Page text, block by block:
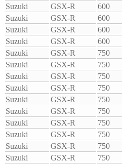
Suzuki
GSX-R 600
Suzuki
GSX-R 600
Suzuki
GSX-R 600
Suzuki
GSX-R 600
Suzuki
GSX-R 750
Suzuki
GSX-R 750
Suzuki
GSX-R 750
Suzuki
GSX-R 750
Suzuki
GSX-R 750
Suzuki
GSX-R 750
Suzuki
GSX-R 750
Suzuki
GSX-R 750
Suzuki
GSX-R 750
Suzuki
GSX-R 750